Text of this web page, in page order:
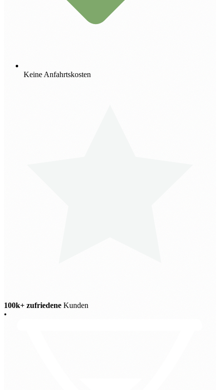
Keine Anfahrtskosten
100k+ zufriedene Kunden
•